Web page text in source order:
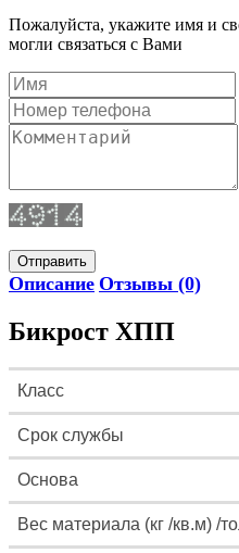
Пожалуйста, укажите имя и
могли связаться с Вами
Отправить
Описание Отзывы (0)
Бикрост ХПП
Класс
Срок службы
Основа
Вес материала (кг /кв.м) /